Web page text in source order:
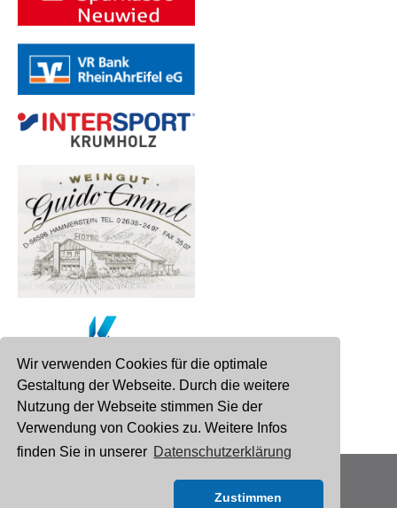
Wir verwenden Cookies für die optimale
Gestaltung der Webseite. Durch die weitere
Nutzung der Webseite stimmen Sie der
Verwendung von Cookies zu. Weitere Infos
finden Sie in unserer Datenschutzerklärung
Zustimmen
© 2021 Römerwall-Schule